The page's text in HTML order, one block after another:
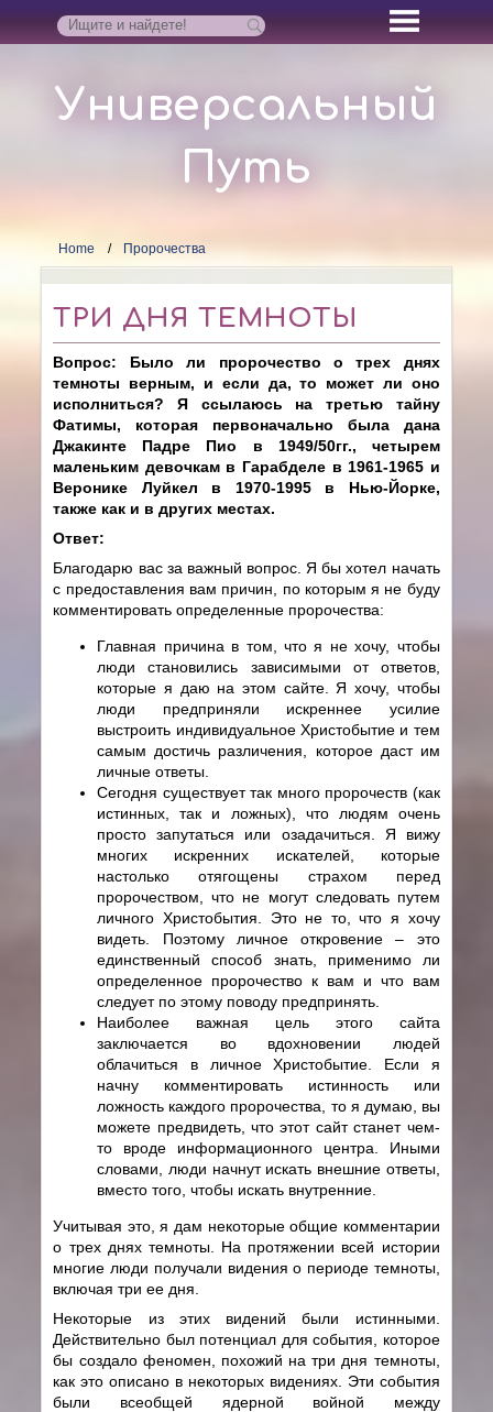
Универсальный
Путь
Home Пророчества
ТРИ ДНЯ ТЕМНОТЫ
Вопрос: Было ли пророчество о трех днях
темноты верным, и если да, то может ли оно
исполниться? Я ссылаюсь на третью тайну
Фатимы, которая первоначально была дана
Джакинте Падре Пио в 1949/50гг., четырем
маленьким девочкам в Гарабделе в 1961-1965 и
Веронике Луйкел в 1970-1995 в Нью-Йорке,
также как и в других местах.
Ответ:
Благодарю вас за важный вопрос. Я бы хотел начать
с предоставления вам причин, по которым я не буду
комментировать определенные пророчества:
Главная причина в том, что я не хочу, чтобы
люди становились зависимыми от ответов,
которые я даю на этом сайте. Я хочу, чтобы
люди предприняли искреннее усилие
выстроить индивидуальное Христобытие и тем
самым достичь различения, которое даст им
личные ответы.
Сегодня существует так много пророчеств (как
истинных, так и ложных), что людям очень
просто запутаться или озадачиться. Я вижу
многих искренних искателей, которые
настолько отягощены страхом перед
пророчеством, что не могут следовать путем
личного Христобытия. Это не то, что я хочу
видеть. Поэтому личное откровение – это
единственный способ знать, применимо ли
определенное пророчество к вам и что вам
следует по этому поводу предпринять.
Наиболее важная цель этого сайта
заключается во вдохновении людей
облачиться в личное Христобытие. Если я
начну комментировать истинность или
ложность каждого пророчества, то я думаю, вы
можете предвидеть, что этот сайт станет чем-
то вроде информационного центра. Иными
словами, люди начнут искать внешние ответы,
вместо того, чтобы искать внутренние.
Учитывая это, я дам некоторые общие комментарии
о трех днях темноты. На протяжении всей истории
многие люди получали видения о периоде темноты,
включая три ее дня.
Некоторые из этих видений были истинными.
Действительно был потенциал для события, которое
бы создало феномен, похожий на три дня темноты,
как это описано в некоторых видениях. Эти события
были всеобщей ядерной войной между